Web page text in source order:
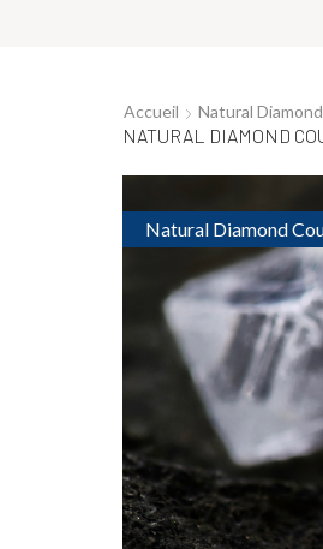
Accueil Natural
NATURAL DIAMOND
Natural Diamond